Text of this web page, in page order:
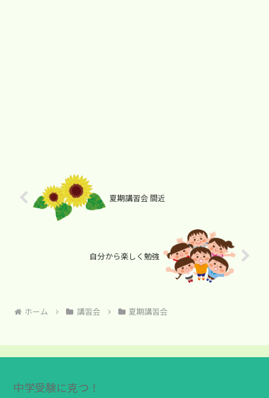
夏期講習会 間近
自分から楽しく勉強
ホーム 講習会 夏期講習会
中学受験に克つ！